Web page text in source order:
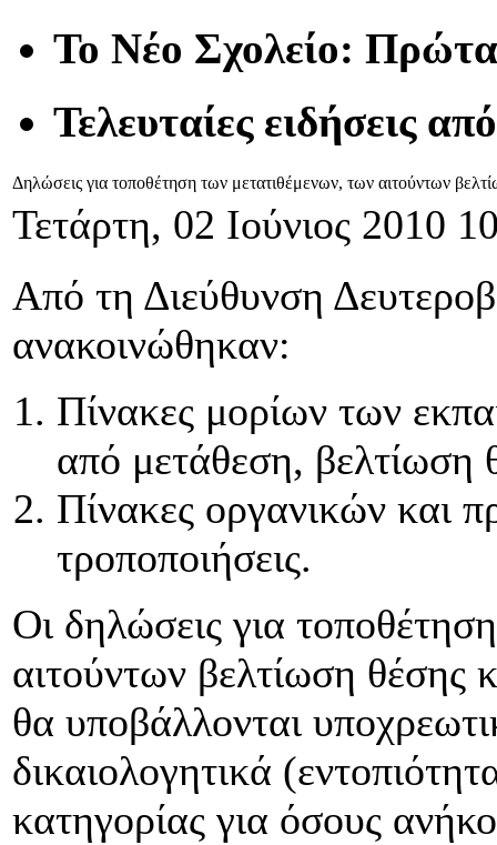
To Νέο Σχολείο:
Τελευταίες ειδήσεις
Δηλώσεις για τοποθέτηση των μετατιθέμενων, των αιτούντων
Τετάρτη, 02 Ιούνιος 2010
Από τη Διεύθυνση
ανακοινώθηκαν:
Πίνακες μορίων των
από μετάθεση, βελτίωση
Πίνακες οργανικών και
τροποποιήσεις.
Οι δηλώσεις για
αιτούντων βελτίωση θέσης
θα υποβάλλονται
δικαιολογητικά
κατηγορίας για όσους